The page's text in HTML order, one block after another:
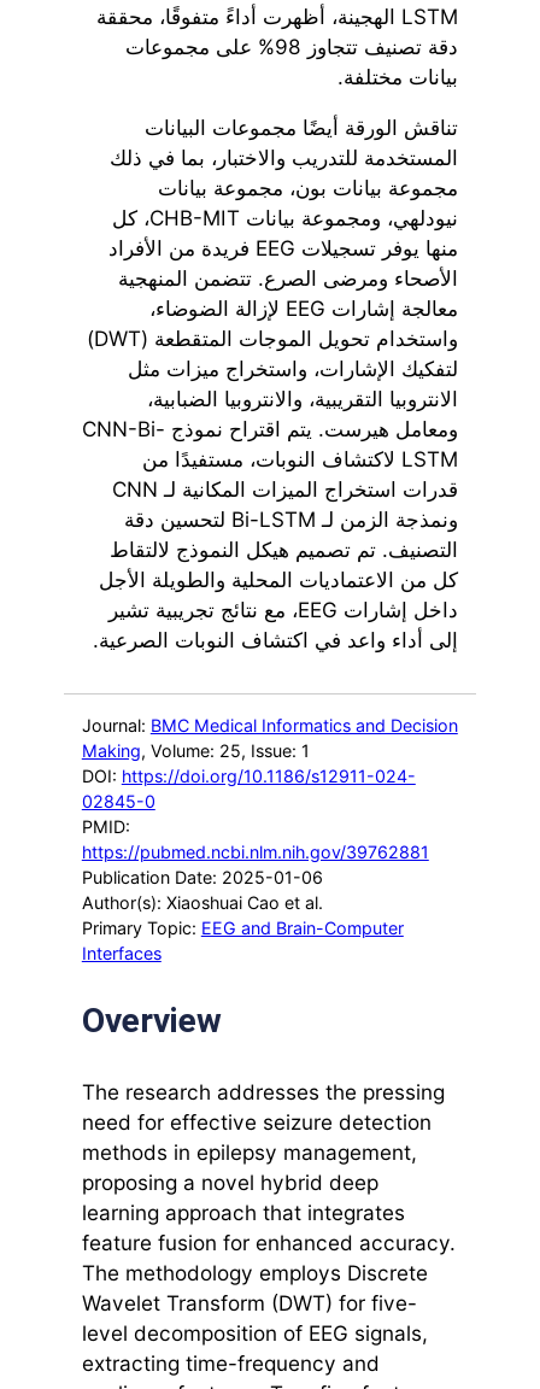
LSTM الهجينة، أظهرت أداءً متفوقًا، محققة
دقة تصنيف تتجاوز 98% على مجموعات
بيانات مختلفة.
تناقش الورقة أيضًا مجموعات البيانات
المستخدمة للتدريب والاختبار، بما في ذلك
مجموعة بيانات بون، مجموعة بيانات
نيودلهي، ومجموعة بيانات CHB-MIT، كل
منها يوفر تسجيلات EEG فريدة من الأفراد
الأصحاء ومرضى الصرع. تتضمن المنهجية
معالجة إشارات EEG لإزالة الضوضاء،
واستخدام تحويل الموجات المتقطعة (DWT)
لتفكيك الإشارات، واستخراج ميزات مثل
الانتروبيا التقريبية، والانتروبيا الضبابية،
ومعامل هيرست. يتم اقتراح نموذج CNN-Bi-
LSTM لاكتشاف النوبات، مستفيدًا من
قدرات استخراج الميزات المكانية لـ CNN
ونمذجة الزمن لـ Bi-LSTM لتحسين دقة
التصنيف. تم تصميم هيكل النموذج لالتقاط
كل من الاعتماديات المحلية والطويلة الأجل
داخل إشارات EEG، مع نتائج تجريبية تشير
إلى أداء واعد في اكتشاف النوبات الصرعية.
Journal: BMC Medical Informatics and Decision
Making, Volume: 25, Issue: 1
DOI: https://doi.org/10.1186/s12911-024-
02845-0
PMID:
https://pubmed.ncbi.nlm.nih.gov/39762881
Publication Date: 2025-01-06
Author(s): Xiaoshuai Cao et al.
Primary Topic: EEG and Brain-Computer
Interfaces
Overview
The research addresses the pressing
need for effective seizure detection
methods in epilepsy management,
proposing a novel hybrid deep
learning approach that integrates
feature fusion for enhanced accuracy.
The methodology employs Discrete
Wavelet Transform (DWT) for five-
level decomposition of EEG signals,
extracting time-frequency and